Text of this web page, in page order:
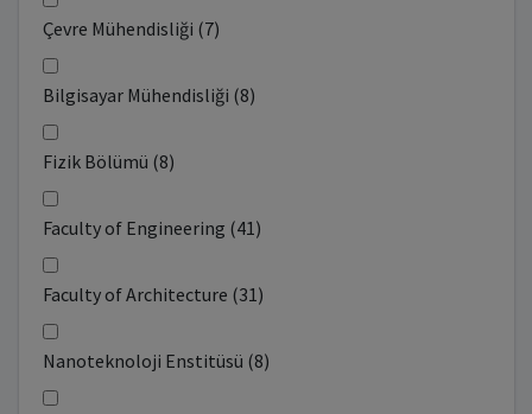
Çevre Mühendisliği (7)
Bilgisayar Mühendisliği (8)
Fizik Bölümü (8)
Faculty of Engineering (41)
Faculty of Architecture (31)
Nanoteknoloji Enstitüsü (8)